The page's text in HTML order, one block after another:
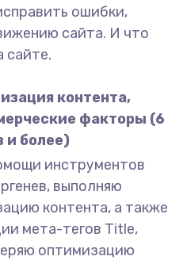
ошибки,
сайта. И что
сайте.
контента,
факторы (6
и более)
инструментов
выполняю
контента, а также
мета-тегов Title,
оптимизацию